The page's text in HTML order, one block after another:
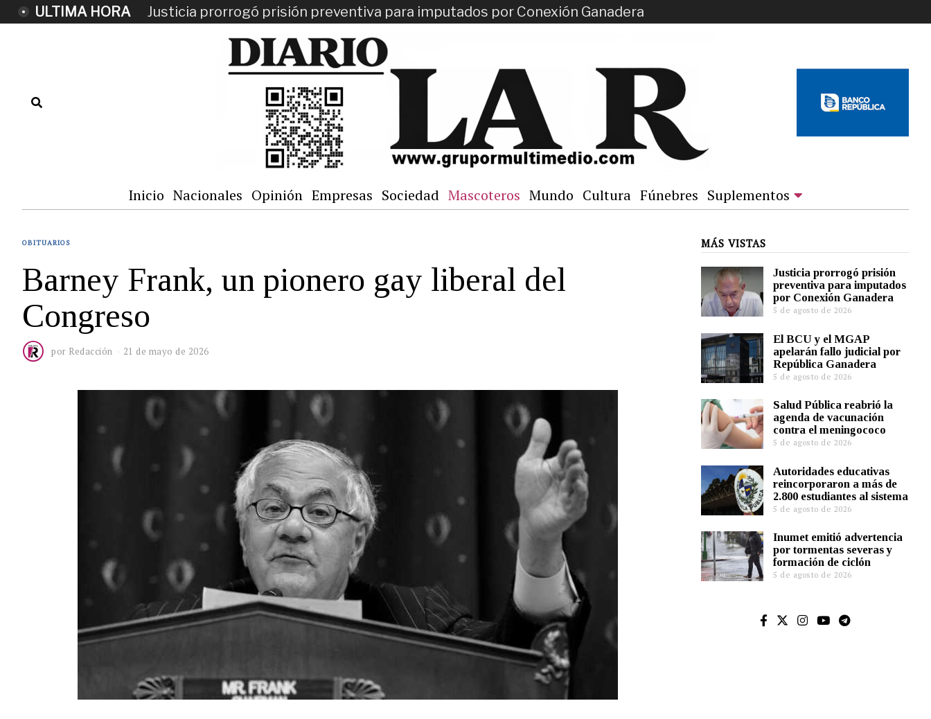
ULTIMA HORA Justicia prorrogó prisión preventiva para imputados por Conexión Ganadera
Inicio Nacionales Opinión Empresas Sociedad Mascoteros Mundo Cultura Fúnebres Suplementos
OBITUARIOS
Barney Frank, un pionero gay liberal del
Congreso
por Redacción 21 de mayo de 2026
MÁS VISTAS
Justicia prorrogó prisión
preventiva para imputados
por Conexión Ganadera
5 de agosto de 2026
El BCU y el MGAP
apelarán fallo judicial por
República Ganadera
5 de agosto de 2026
Salud Pública reabrió la
agenda de vacunación
contra el meningococo
5 de agosto de 2026
Autoridades educativas
reincorporaron a más de
2.800 estudiantes al sistema
5 de agosto de 2026
Inumet emitió advertencia
por tormentas severas y
formación de ciclón
5 de agosto de 2026